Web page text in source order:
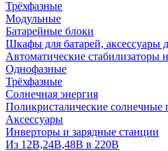
Трёхфазные
Модульные
Батарейные блоки
Шкафы для батарей, аксессуары
Автоматические стабилизаторы
Однофазные
Трёхфазные
Солнечная энергия
Поликристалические солнечные
Аксессуары
Инверторы и зарядные станции
Из 12В,24В,48В в 220В